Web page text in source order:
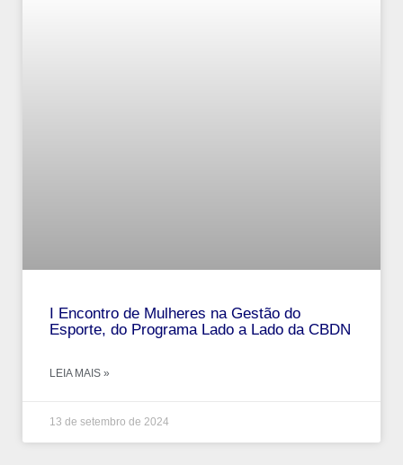
I Encontro de Mulheres na Gestão do
Esporte, do Programa Lado a Lado da CBDN
LEIA MAIS »
13 de setembro de 2024